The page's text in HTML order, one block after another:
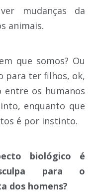
mudanças da
animais.
que somos? Ou
para ter filhos, ok,
entre os humanos
enquanto que
é por instinto.
biológico é
para o
dos homens?